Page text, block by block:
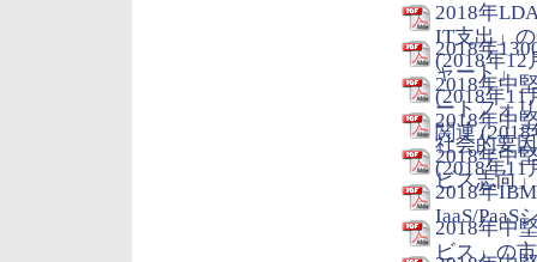
2018年
IT支出」
(2018年12
2018年
ャート」
(2018年11
2018年中
ートフォ
関連 (2018
2018年中
社会的要因
(2018年11
2018年中
ビス志向
2018年
IaaS/PaaS
2018年中
ビス」の